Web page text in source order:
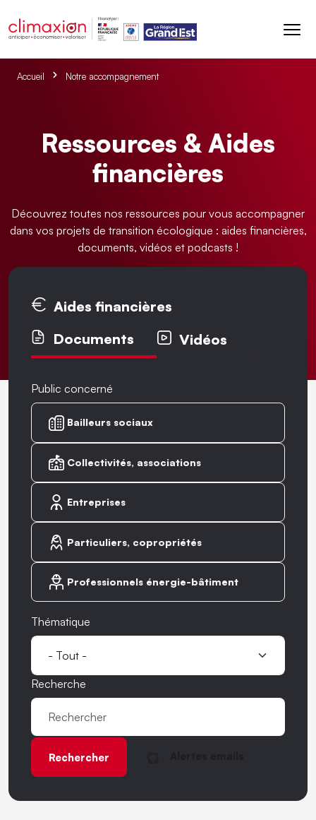
Accueil Notre accompagnement
Ressources & Aides
financières
Découvrez toutes nos ressources pour vous accompagner
dans vos projets de transition écologique : aides financières,
documents, vidéos et podcasts !
Onglets principaux
Aides financières
Documents
Vidéos
Public concerné
Bailleurs sociaux
Collectivités, associations
Entreprises
Particuliers, copropriétés
Professionnels énergie-bâtiment
Thématique
Recherche